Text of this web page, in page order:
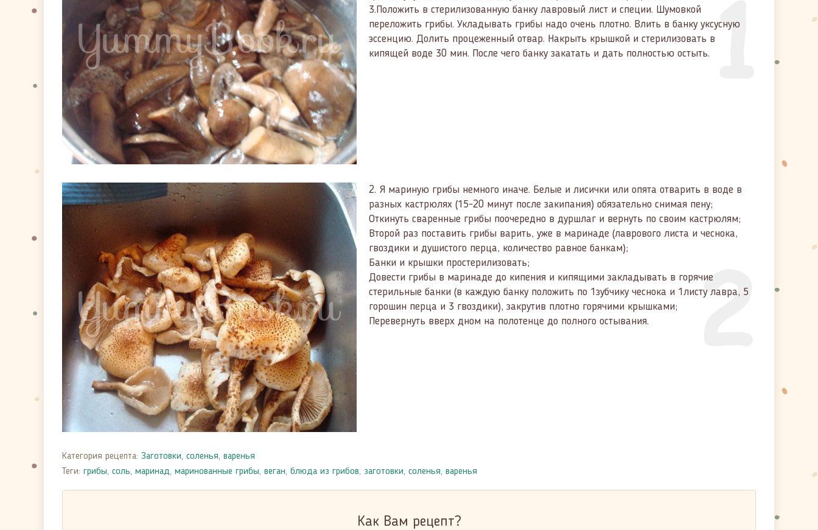
1
3.Положить в стерилизованную банку лавровый лист и специи. Шумовкой
переложить грибы. Укладывать грибы надо очень плотно. Влить в банку уксусную
эссенцию. Долить процеженный отвар. Накрыть крышкой и стерилизовать в
кипящей воде 30 мин. После чего банку закатать и дать полностью остыть.
2
2. Я мариную грибы немного иначе. Белые и лисички или опята отварить в воде в
разных кастрюлях (15-20 минут после закипания) обязательно снимая пену;
Откинуть сваренные грибы поочередно в дуршлаг и вернуть по своим кастрюлям;
Второй раз поставить грибы варить, уже в маринаде (лаврового листа и чеснока,
гвоздики и душистого перца, количество равное банкам);
Банки и крышки простерилизовать;
Довести грибы в маринаде до кипения и кипящими закладывать в горячие
стерильные банки (в каждую банку положить по 1зубчику чеснока и 1листу лавра, 5
горошин перца и 3 гвоздики), закрутив плотно горячими крышками;
Перевернуть вверх дном на полотенце до полного остывания.
Категория рецепта: Заготовки, соленья, варенья
Теги: грибы, соль, маринад, маринованные грибы, веган, блюда из грибов, заготовки, соленья, варенья
Как Вам рецепт?